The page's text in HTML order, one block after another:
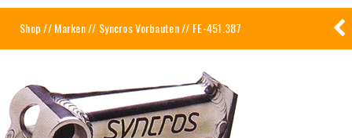
Shop//Marken// Syncros Vorbauten// FE-451.387